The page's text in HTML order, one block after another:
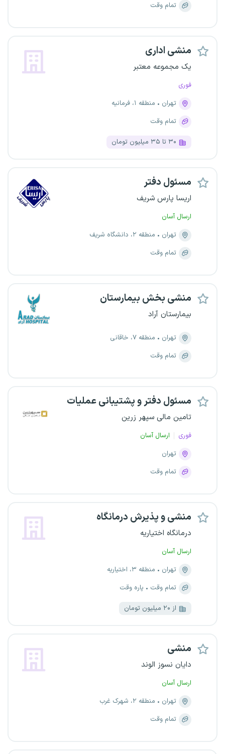
تمام وقت
منشی اداری
یک مجموعه معتبر
فوری
تهران
منطقه ۱، فرمانیه
تمام وقت
۳۰ تا ۳۵ میلیون تومان
مسئول دفتر
اریسا پارس شریف
ارسال آسان
تهران
منطقه ۲، دانشگاه شریف
تمام وقت
منشی بخش بیمارستان
بیمارستان آراد
تهران
منطقه ۷، خاقانی
تمام وقت
مسئول دفتر و پشتیبانی عملیات
تامین مالی سپهر زرین
فوری
ارسال آسان
تهران
تمام وقت
منشی و پذیرش درمانگاه
درمانگاه اختیاریه
ارسال آسان
تهران
منطقه ۳، اختیاریه
تمام وقت
پاره وقت
از ۲۰ میلیون تومان
منشی
دایان نسوز الوند
ارسال آسان
تهران
منطقه ۲، شهرک غرب
تمام وقت